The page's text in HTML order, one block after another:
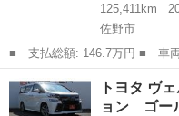
125,411km
佐野市
■ 支払総額: 146.7万円 ■ 車両本体価格： 1,339,000 円 ■ メーカ
ー名： トヨタ ■ 車種名：
２．５Ｚ 禁煙車 アルパイン
イン１１イ...
栃木 佐野市 ヴェルフ
トヨタ ヴ
ョン ゴー